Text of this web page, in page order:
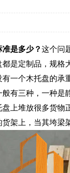
准是多少？这个问
都是定制品，规格
一个木托盘的承
般有三种，一种是
上堆放很多货物
架上，当其垮梁